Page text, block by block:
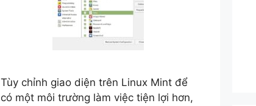
Tùy chỉnh giao diện trên Linux Mint để
có một môi trường làm việc tiện lợi hơn,